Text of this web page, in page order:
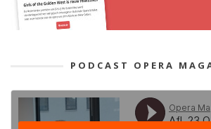
PODCAST OPERA